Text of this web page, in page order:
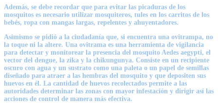
Además, se debe recordar que para evitar las picaduras de los
mosquitos es necesario utilizar mosquiteros, tules en los carritos de los
bebés, ropa con mangas largas, repelentes y ahuyentadores.
Asimismo se pidió a la ciudadanía que, si encuentra una ovitrampa, no
la toque ni la altere. Una ovitrama es una herramienta de vigilancia
para detectar y monitorear la presencia del mosquito Aedes aegypti, el
vector del dengue, la zika y la chikungunya. Consiste en un recipiente
oscuro con agua y un sustrato como una paleta o un papel de semillas
diseñado para atraer a las hembras del mosquito y que depositen sus
huevos en él. La cantidad de huevos recolectados permite a las
autoridades determinar las zonas con mayor infestación y dirigir así las
acciones de control de manera más efectiva.